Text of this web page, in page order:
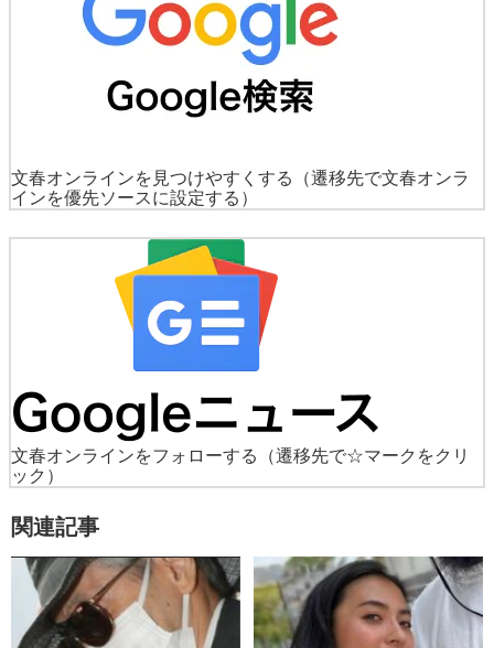
文春オンラインを見つけやすくする
（遷移先で文春オンラ
インを優先ソースに設定する）
文春オンラインをフォローする
（遷移先で☆マークをクリ
ック）
関連記事